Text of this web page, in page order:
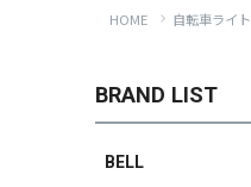
HOME 自転車ライト
BRAND LIST
BELL